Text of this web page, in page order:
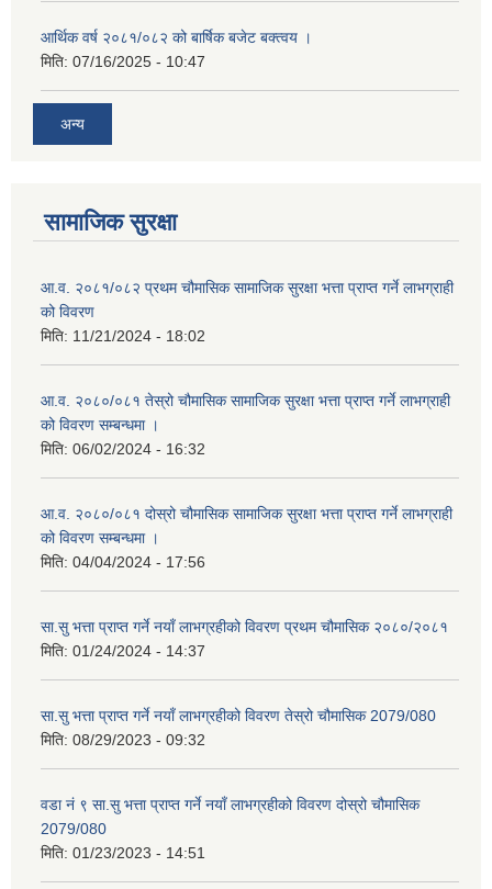
आर्थिक वर्ष २०८१/०८२ को बार्षिक बजेट बक्त्वय ।
मिति: 07/16/2025 - 10:47
अन्य
सामाजिक सुरक्षा
आ.व. २०८१/०८२ प्रथम चौमासिक सामाजिक सुरक्षा भत्ता प्राप्त गर्ने लाभग्राही
को विवरण
मिति: 11/21/2024 - 18:02
आ.व. २०८०/०८१ तेस्रो चौमासिक सामाजिक सुरक्षा भत्ता प्राप्त गर्ने लाभग्राही
को विवरण सम्बन्धमा ।
मिति: 06/02/2024 - 16:32
आ.व. २०८०/०८१ दोस्रो चौमासिक सामाजिक सुरक्षा भत्ता प्राप्त गर्ने लाभग्राही
को विवरण सम्बन्धमा ।
मिति: 04/04/2024 - 17:56
सा.सु भत्ता प्राप्त गर्ने नयाँ लाभग्रहीको विवरण प्रथम चौमासिक २०८०/२०८१
मिति: 01/24/2024 - 14:37
सा.सु भत्ता प्राप्त गर्ने नयाँ लाभग्रहीको विवरण तेस्रो चौमासिक 2079/080
मिति: 08/29/2023 - 09:32
वडा नं ९ सा.सु भत्ता प्राप्त गर्ने नयाँ लाभग्रहीको विवरण दोस्रो चौमासिक
2079/080
मिति: 01/23/2023 - 14:51